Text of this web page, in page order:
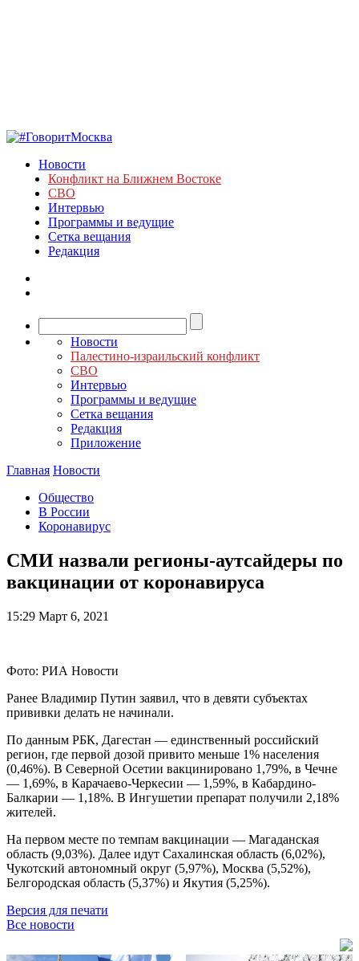
Новости
Конфликт на Ближнем Востоке
СВО
Интервью
Программы и ведущие
Сетка вещания
Редакция
Новости
Палестино-израильский конфликт
СВО
Интервью
Программы и ведущие
Сетка вещания
Редакция
Приложение
Главная Новости
Общество
В России
Коронавирус
СМИ назвали регионы-аутсайдеры по
вакцинации от коронавируса
15:29 Март 6, 2021
Фото: РИА Новости
Ранее Владимир Путин заявил, что в девяти субъектах
прививки делать не начинали.
По данным РБК, Дагестан — единственный российский
регион, где первой дозой привито меньше 1% населения
(0,46%). В Северной Осетии вакцинировано 1,79%, в Чечне
— 1,69%, в Карачаево-Черкесии — 1,59%, в Кабардино-
Балкарии — 1,18%. В Ингушетии препарат получили 2,18%
жителей.
На первом месте по темпам вакцинации — Магаданская
область (9,03%). Далее идут Сахалинская область (6,02%),
Чукотский автономный округ (5,97%), Москва (5,52%),
Белгородская область (5,37%) и Якутия (5,25%).
Версия для печати
Все новости